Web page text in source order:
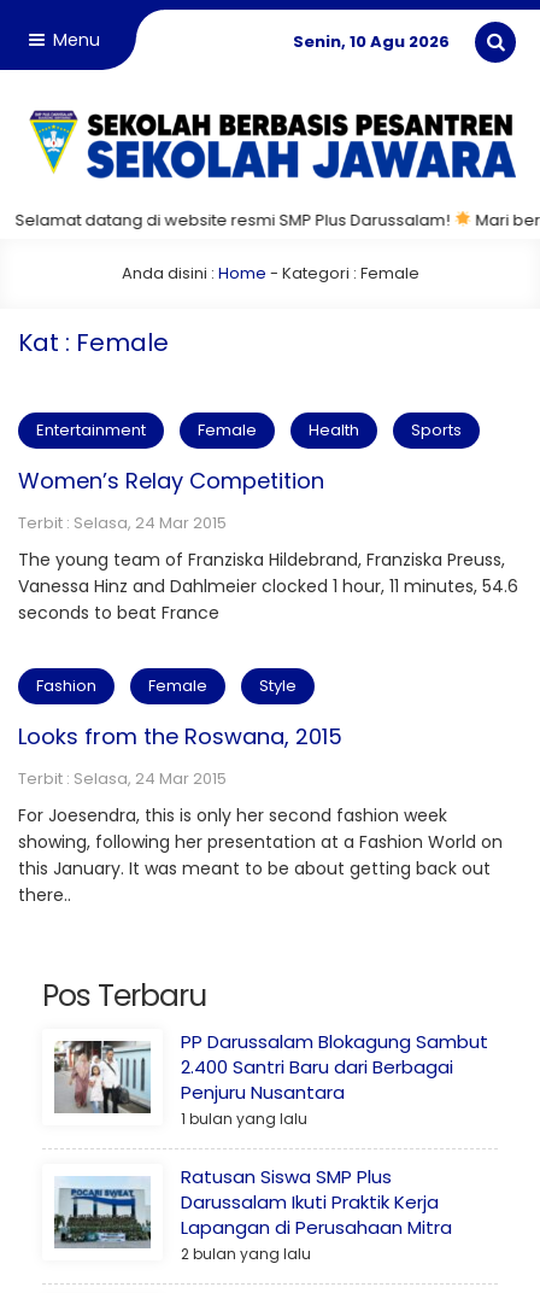
Menu Senin, 10 Agu 2026
Selamat datang di website resmi SMP Plus Darussalam! Mari
Anda disini : Home - Kategori : Female
Kat : Female
Entertainment Female Health Sports
Women’s Relay Competition
Terbit : Selasa, 24 Mar 2015
The young team of Franziska Hildebrand, Franziska Preuss,
Vanessa Hinz and Dahlmeier clocked 1 hour, 11 minutes, 54.6
seconds to beat France
Fashion Female Style
Looks from the Roswana, 2015
Terbit : Selasa, 24 Mar 2015
For Joesendra, this is only her second fashion week
showing, following her presentation at a Fashion World on
this January. It was meant to be about getting back out
there..
Pos Terbaru
PP Darussalam Blokagung Sambut
2.400 Santri Baru dari Berbagai
Penjuru Nusantara
1 bulan yang lalu
Ratusan Siswa SMP Plus
Darussalam Ikuti Praktik Kerja
Lapangan di Perusahaan Mitra
2 bulan yang lalu